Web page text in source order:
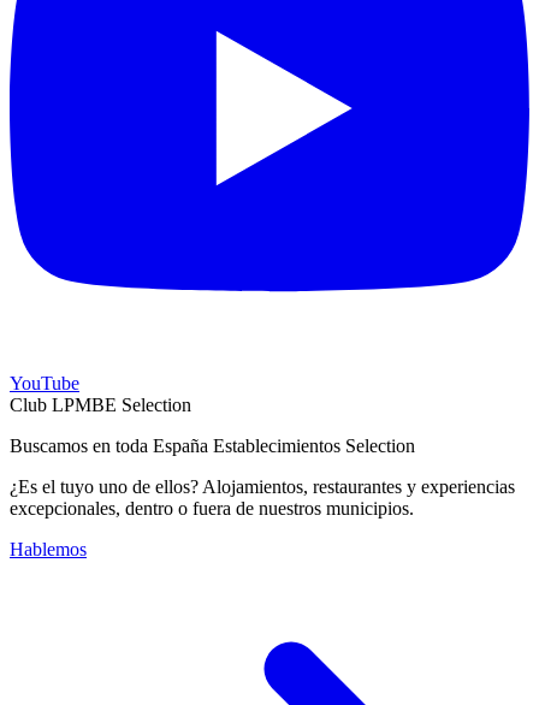
YouTube
Club LPMBE Selection
Buscamos en toda España Establecimientos Selection
¿Es el tuyo uno de ellos? Alojamientos, restaurantes y experiencias
excepcionales, dentro o fuera de nuestros municipios.
Hablemos